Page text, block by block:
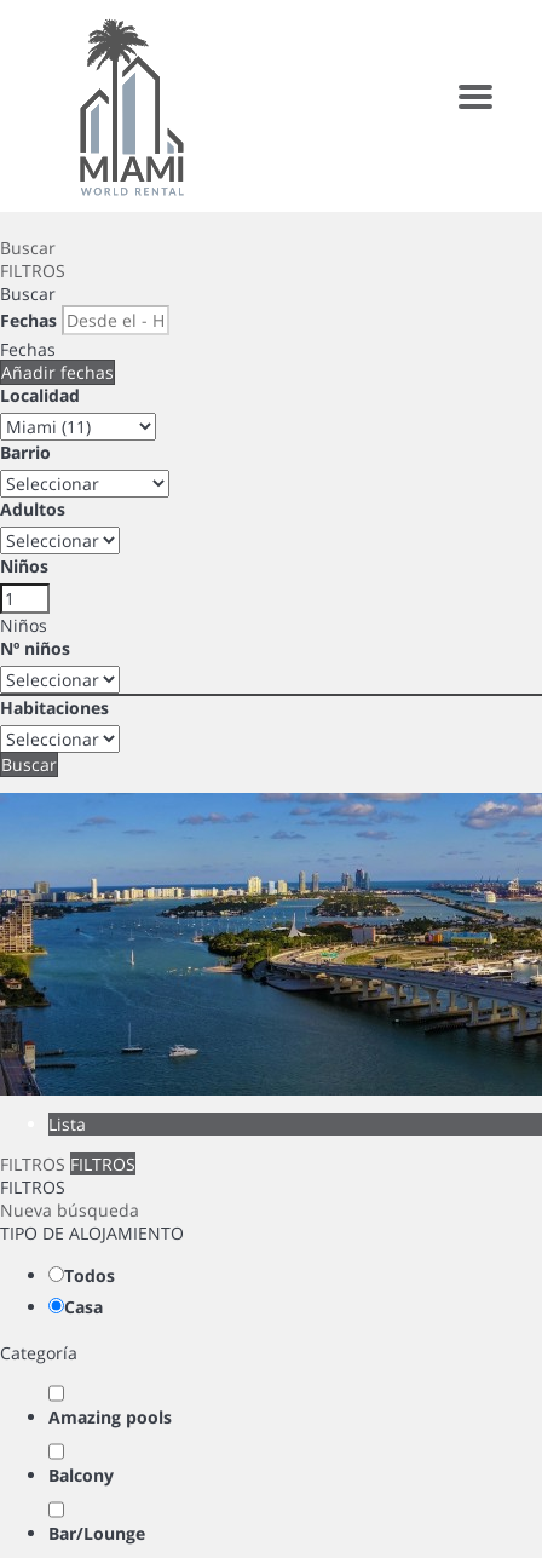
Menu
Buscar
FILTROS
Buscar
Fechas
Fechas
Añadir fechas
Localidad
Barrio
Adultos
Niños
Niños
Nº niños
Habitaciones
Buscar
Lista
FILTROS FILTROS
FILTROS
Nueva búsqueda
TIPO DE ALOJAMIENTO
Todos
Casa
Categoría
Amazing pools
Balcony
Bar/Lounge